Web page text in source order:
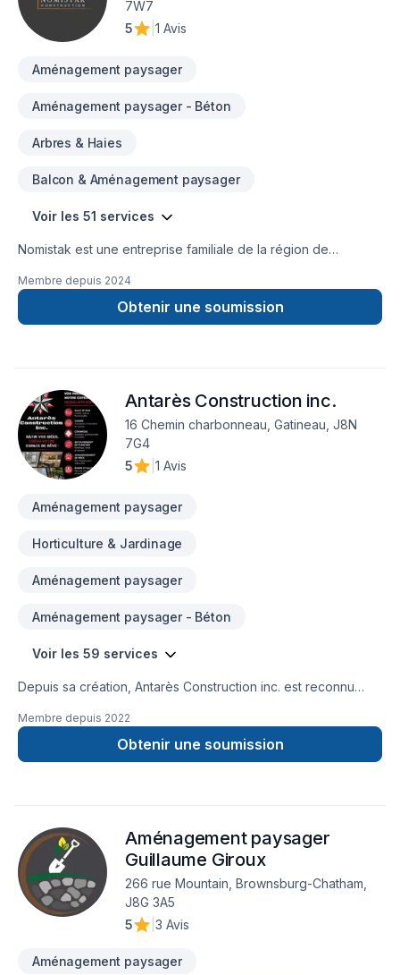
équipe qui a à cœur votre satisfaction.
7W7
5
1 Avis
Aménagement paysager
Aménagement paysager - Béton
Arbres & Haies
Balcon & Aménagement paysager
Voir les 51 services
Nomistak est une entreprise familiale de la région de
rénovation autant dans le secteur résidentiel que
commercial.Chaque projet signé Nomistak est un gage de
qualité et de professionalisme! Contactez nous au 873-455-
Membre depuis 2024
Obtenir une soumission
Antarès Construction inc.
16 Chemin charbonneau, Gatineau, J8N
7G4
5
1 Avis
Aménagement paysager
Horticulture & Jardinage
Aménagement paysager
Aménagement paysager - Béton
Voir les 59 services
Depuis sa création, Antarès Construction inc. est reconnu
haies, Béton, Calfeutrage, Carrelage, Crépis, Cuisine,
Démolition, Émondage, Entretien paysager, Excavation,
Gypse, Horticulture, Insonorisation, Irrigation, Muret, Pavage,
passion et professionnalisme. Nous croyons en l'importance
d'une approche personnalisée, adaptée à chaque client,
pour garantir des résultats au-delà de vos attentes. Confiez
votre projet à une équipe qui a à cœur votre satisfaction.
Membre depuis 2022
Obtenir une soumission
Aménagement paysager
Guillaume Giroux
266 rue Mountain, Brownsburg-Chatham,
J8G 3A5
5
3 Avis
Aménagement paysager